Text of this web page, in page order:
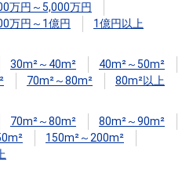
万円～5,000万円
万円～1億円
1億円以上
30m²～40m²
40m²～50m²
70m²～80m²
80m²以上
70m²～80m²
80m²～90m²
150m²～200m²